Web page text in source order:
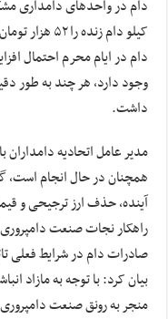
دام در واحدهای دامداری
کیلو دام
وجود دارد، هر چند به طور
داشت.
مدیر عامل اتحادیه دامداران
همچنان در حال انجام است،
آینده، حذف ارز ترجیحی و
راهکار نجات صنعت
صادرات دام در شرایط فعلی
بیان کرد: با توجه به مازاد
منجر به رونق صنعت